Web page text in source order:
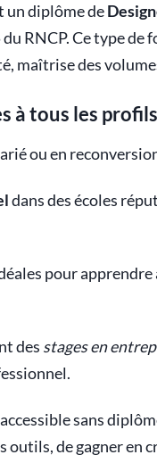
un diplôme de
RNCP. Ce type
maîtrise des
à tous les profils
ou en
dans des écoles
pour
des stages en
sans
outils, de gagner en